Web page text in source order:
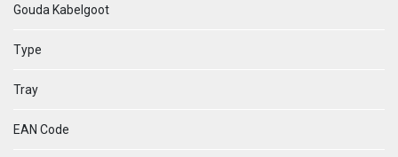
Gouda Kabelgoot
Type
Tray
EAN Code